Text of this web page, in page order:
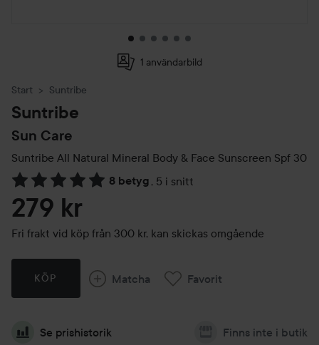
1 användarbild
Start Suntribe
Suntribe
Sun Care
Suntribe All Natural Mineral Body & Face Sunscreen Spf 30
8 betyg , 5 i snitt
Hoppa till Betyg & kommentarer
279 kr
Fri frakt vid köp från 300 kr, kan skickas omgående
KÖP Matcha Favorit
Se prishistorik Finns inte i butik